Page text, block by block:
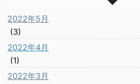
2022年5月
(3)
2022年4月
(1)
2022年3月